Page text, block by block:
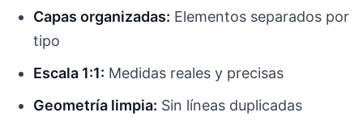
Capas organizadas: Elementos separados por
tipo
Escala 1:1: Medidas reales y precisas
Geometría limpia: Sin líneas duplicadas